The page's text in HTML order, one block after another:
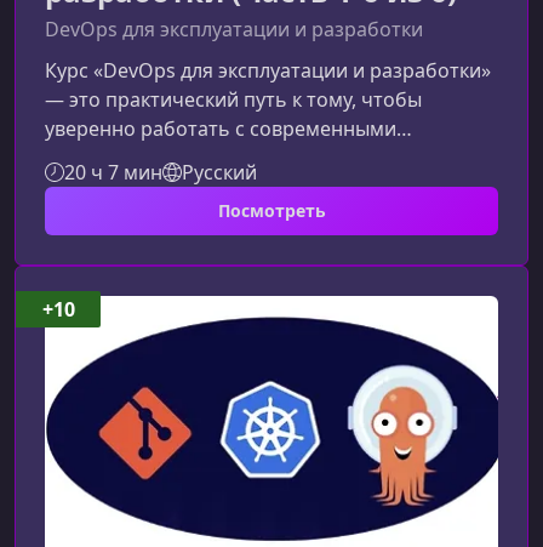
DevOps для эксплуатации и разработки
Курс «DevOps для эксплуатации и разработки»
— это практический путь к тому, чтобы
уверенно работать с современными
процессами поставки ПО, автоматизацией
инфраструктуры и контейнеризацией. Вы
узнаете, как DevOps-подходы помогают
ускорять релизы, повышать надежность
сервисов и улучшать взаимодействие между
командами разработки и эксплуатации.Кому
подходит этот курсКурс будет особенно
полезен IT-специалистам, которые хотят
перейти на новый урове
20 ч 7 мин Русский
Посмотреть
+10